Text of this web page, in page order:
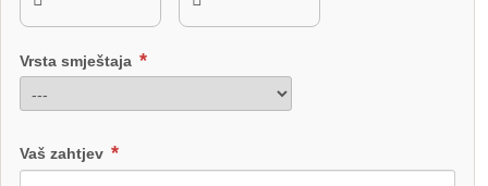
Vrsta smještaja
Vaš zahtjev